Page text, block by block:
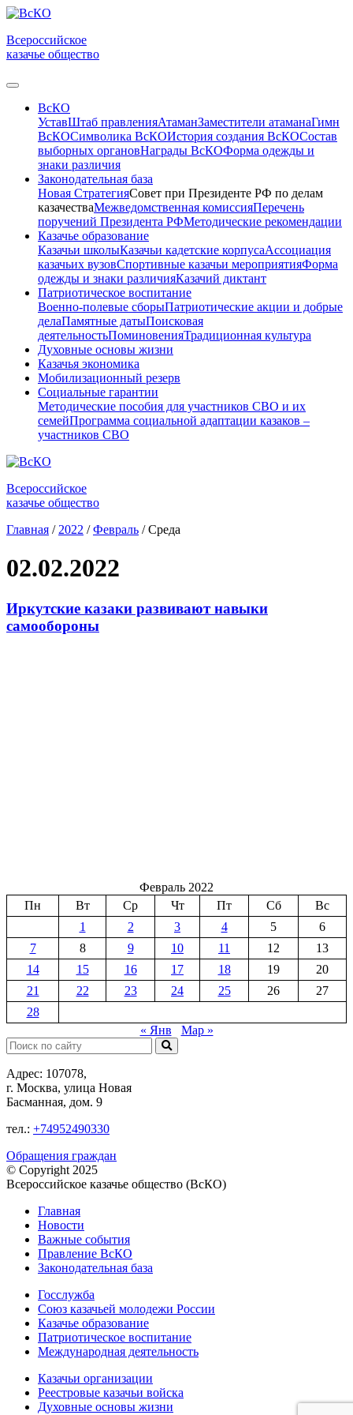
Всероссийское
казачье общество
ВсКО
УставШтаб правленияАтаманЗаместители атаманаГимн
ВсКОСимволика ВсКОИстория создания ВсКОСостав
выборных органовНаграды ВсКОФорма одежды и
знаки различия
Законодательная база
Новая СтратегияСовет при Президенте РФ по делам
казачестваМежведомственная комиссияПеречень
поручений Президента РФМетодические рекомендации
Казачье образование
Казачьи школыКазачьи кадетские корпусаАссоциация
казачьих вузовСпортивные казачьи мероприятияФорма
одежды и знаки различияКазачий диктант
Патриотическое воспитание
Военно-полевые сборыПатриотические акции и добрые
делаПамятные датыПоисковая
деятельностьПоминовенияТрадиционная культура
Духовные основы жизни
Казачья экономика
Мобилизационный резерв
Социальные гарантии
Методические пособия для участников СВО и их
семейПрограмма социальной адаптации казаков –
участников СВО
Всероссийское
казачье общество
Главная / 2022 / Февраль /Среда
02.02.2022
Иркутские казаки развивают навыки
самообороны
Февраль 2022
Пн
Вт Ср Чт Пт Сб
Вс
1
2 3 4 5
6
7
8 9 10 11 12
13
14
15 16 17 18 19
20
21
22 23 24 25 26
27
28
« Янв
Мар »
Поиск:
Адрес: 107078,
г. Москва, улица Новая
Басманная, дом. 9
тел.: +74952490330
Обращения граждан
© Copyright 2025
Всероссийское казачье общество (ВсКО)
Главная
Новости
Важные события
Правление ВсКО
Законодательная база
Госслужба
Союз казачьей молодежи России
Казачье образование
Патриотическое воспитание
Международная деятельность
Казачьи организации
Реестровые казачьи войска
Духовные основы жизни